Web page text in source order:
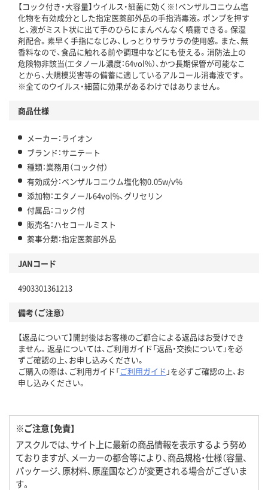
【コック付き・大容量】ウイルス・細菌に効く※！ベンザルコニウム塩
化物を有効成分とした指定医薬部外品の手指消毒液。ポンプを押す
と、液がミスト状に出て手のひらにまんべんなく噴霧できる。保湿
剤配合。素早く手指になじみ、しっとりサラサラの使用感。また、無
香料なので、食品に触れる前や調理中などにも使える。消防法上の
危険物非該当(エタノール濃度：64vol%）、かつ長期保管が可能なこ
とから、大規模災害等の備蓄に適しているアルコール消毒液です。
※全てのウイルス・細菌に効果があるわけではありません。
商品仕様
メーカー：ライオン
ブランド：サニテート
種類：業務用（コック付）
有効成分：ベンザルコニウム塩化物0.05w/v%
添加物：エタノール64vol%、グリセリン
付属品：コック付
販売名：ハセコールミスト
薬事分類：指定医薬部外品
JANコード
4903301361213
備考（ご注意）
【返品について】開封後はお客様のご都合による返品はお受けでき
ません。返品については、ご利用ガイド「返品・交換について」を必
ずご確認の上、お申し込みください。
ご購入の際は、ご利用ガイド「ご利用ガイド 」を必ずご確認の上、お
申し込みください。
※ご注意【免責】
アスクルでは、サイト上に最新の商品情報を表示するよう努め
ておりますが、メーカーの都合等により、商品規格・仕様（容量、
パッケージ、原材料、原産国など）が変更される場合がございま
す。